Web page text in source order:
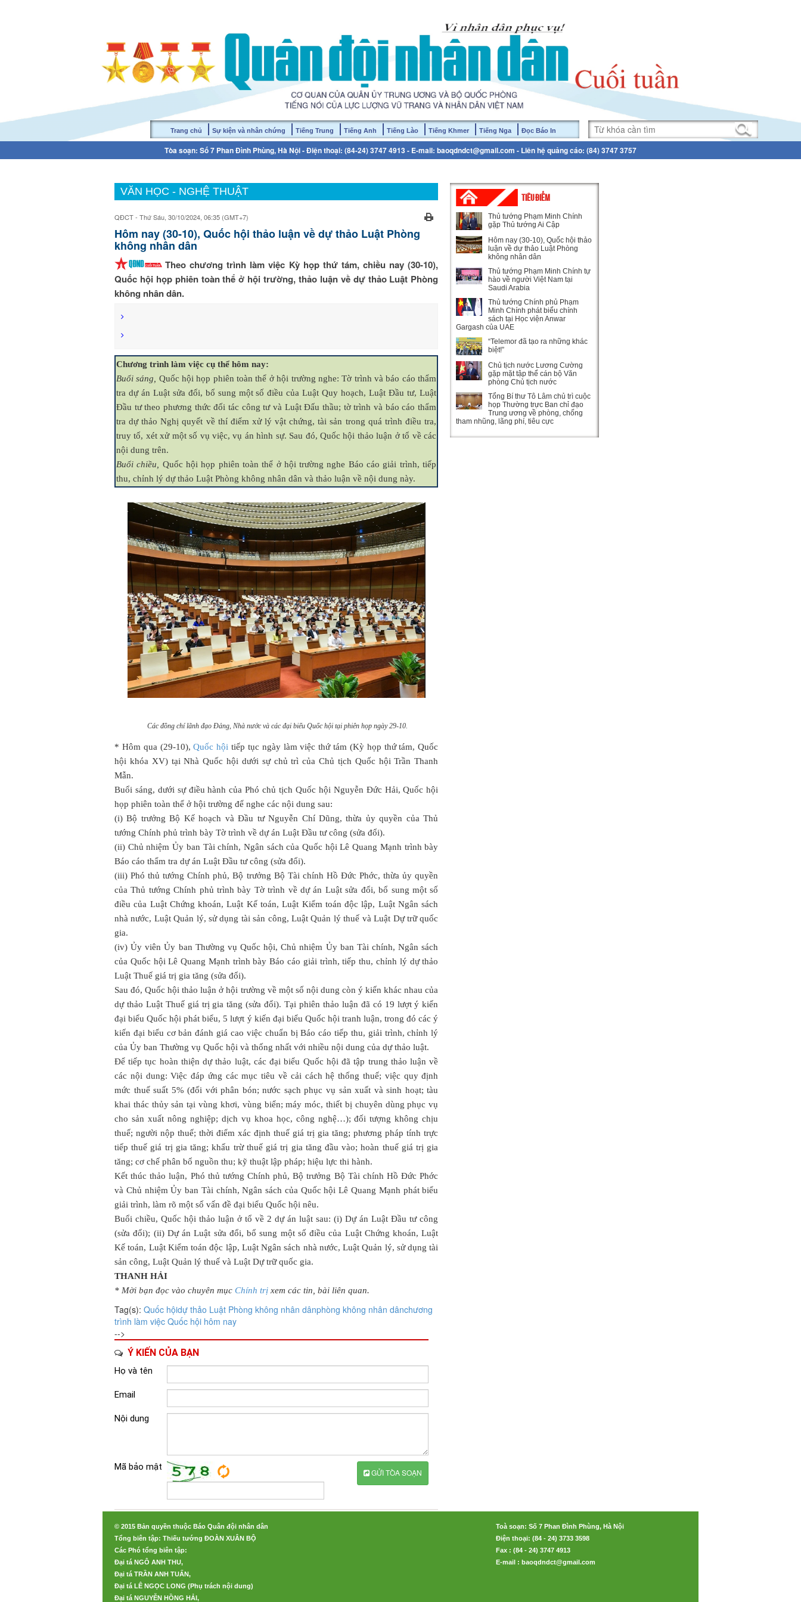
Trang chủ Sự kiện và nhân chứng Tiếng Trung Tiếng Anh Tiếng Lào Tiếng Khmer Tiếng Nga Đọc Báo In
Tòa soạn: Số 7 Phan Đình Phùng, Hà Nội - Điện thoại: (84-24) 3747 4913 - E-mail: baoqdndct@gmail.com - Liên hệ quảng cáo: (84) 3747 3757
VĂN HỌC - NGHỆ THUẬT
QĐCT - Thứ Sáu, 30/10/2024, 06:35 (GMT+7)
Hôm nay (30-10), Quốc hội thảo luận về dự thảo Luật Phòng
không nhân dân
Theo chương trình làm việc Kỳ họp thứ tám, chiều nay (30-10),
Quốc hội họp phiên toàn thể ở hội trường, thảo luận về dự thảo Luật Phòng
không nhân dân.
Chương trình làm việc cụ thể hôm nay:
Buổi sáng,
Quốc hội họp phiên toàn thể ở hội trường nghe: Tờ trình và báo cáo thẩm
tra dự án Luật sửa đổi, bổ sung một số điều của Luật Quy hoạch, Luật Đầu tư, Luật
Đầu tư theo phương thức đối tác công tư và Luật Đấu thầu; tờ trình và báo cáo thẩm
tra dự thảo Nghị quyết về thí điểm xử lý vật chứng, tài sản trong quá trình điều tra,
truy tố, xét xử một số vụ việc, vụ án hình sự. Sau đó, Quốc hội thảo luận ở tổ về các
nội dung trên.
Buổi chiều, Quốc hội họp phiên toàn thể ở hội trường nghe Báo cáo giải trình, tiếp
thu, chỉnh lý dự thảo Luật Phòng không nhân dân và thảo luận về nội dung này.
Các đồng chí lãnh đạo Đảng, Nhà nước và các đại biểu Quốc hội tại phiên họp ngày 29-10.
* Hôm qua (29-10),Quốc hội tiếp tục ngày làm việc thứ tám (Kỳ họp thứ tám, Quốc
hội khóa XV) tại Nhà Quốc hội dưới sự chủ trì của Chủ tịch Quốc hội Trần Thanh
Mẫn.
Buổi sáng, dưới sự điều hành của Phó chủ tịch Quốc hội Nguyễn Đức Hải, Quốc hội
họp phiên toàn thể ở hội trường để nghe các nội dung sau:
(i) Bộ trưởng Bộ Kế hoạch và Đầu tư Nguyễn Chí Dũng, thừa ủy quyền của Thủ
tướng Chính phủ trình bày Tờ trình về dự án Luật Đầu tư công (sửa đổi).
(ii) Chủ nhiệm Ủy ban Tài chính, Ngân sách của Quốc hội Lê Quang Mạnh trình bày
Báo cáo thẩm tra dự án Luật Đầu tư công (sửa đổi).
(iii) Phó thủ tướng Chính phủ, Bộ trưởng Bộ Tài chính Hồ Đức Phớc, thừa ủy quyền
của Thủ tướng Chính phủ trình bày Tờ trình về dự án Luật sửa đổi, bổ sung một số
điều của Luật Chứng khoán, Luật Kế toán, Luật Kiểm toán độc lập, Luật Ngân sách
nhà nước, Luật Quản lý, sử dụng tài sản công, Luật Quản lý thuế và Luật Dự trữ quốc
gia.
(iv) Ủy viên Ủy ban Thường vụ Quốc hội, Chủ nhiệm Ủy ban Tài chính, Ngân sách
của Quốc hội Lê Quang Mạnh trình bày Báo cáo giải trình, tiếp thu, chỉnh lý dự thảo
Luật Thuế giá trị gia tăng (sửa đổi).
Sau đó, Quốc hội thảo luận ở hội trường về một số nội dung còn ý kiến khác nhau của
dự thảo Luật Thuế giá trị gia tăng (sửa đổi). Tại phiên thảo luận đã có 19 lượt ý kiến
đại biểu Quốc hội phát biểu, 5 lượt ý kiến đại biểu Quốc hội tranh luận, trong đó các ý
kiến đại biểu cơ bản đánh giá cao việc chuẩn bị Báo cáo tiếp thu, giải trình, chỉnh lý
của Ủy ban Thường vụ Quốc hội và thống nhất với nhiều nội dung của dự thảo luật.
Để tiếp tục hoàn thiện dự thảo luật, các đại biểu Quốc hội đã tập trung thảo luận về
các nội dung: Việc đáp ứng các mục tiêu về cải cách hệ thống thuế; việc quy định
mức thuế suất 5% (đối với phân bón; nước sạch phục vụ sản xuất và sinh hoạt; tàu
khai thác thủy sản tại vùng khơi, vùng biển; máy móc, thiết bị chuyên dùng phục vụ
cho sản xuất nông nghiệp; dịch vụ khoa học, công nghệ…); đối tượng không chịu
thuế; người nộp thuế; thời điểm xác định thuế giá trị gia tăng; phương pháp tính trực
tiếp thuế giá trị gia tăng; khấu trừ thuế giá trị gia tăng đầu vào; hoàn thuế giá trị gia
tăng; cơ chế phân bổ nguồn thu; kỹ thuật lập pháp; hiệu lực thi hành.
Kết thúc thảo luận, Phó thủ tướng Chính phủ, Bộ trưởng Bộ Tài chính Hồ Đức Phớc
và Chủ nhiệm Ủy ban Tài chính, Ngân sách của Quốc hội Lê Quang Mạnh phát biểu
giải trình, làm rõ một số vấn đề đại biểu Quốc hội nêu.
Buổi chiều, Quốc hội thảo luận ở tổ về 2 dự án luật sau: (i) Dự án Luật Đầu tư công
(sửa đổi); (ii) Dự án Luật sửa đổi, bổ sung một số điều của Luật Chứng khoán, Luật
Kế toán, Luật Kiểm toán độc lập, Luật Ngân sách nhà nước, Luật Quản lý, sử dụng tài
sản công, Luật Quản lý thuế và Luật Dự trữ quốc gia.
THANH HẢI
* Mời bạn đọc vào chuyên mục Chính trị xem các tin, bài liên quan.
Tag(s): Quốc hộidự thảo Luật Phòng không nhân dânphòng không nhân dânchương
trình làm việc Quốc hội hôm nay
-->
Ý KIẾN CỦA BẠN
Họ và tên
Email
Nội dung
Mã bảo mật
GỬI TÒA SOẠN
TIÊU ĐIỂM
Thủ tướng Phạm Minh Chính
gặp Thủ tướng Ai Cập
Hôm nay (30-10), Quốc hội thảo
luận về dự thảo Luật Phòng
không nhân dân
Thủ tướng Phạm Minh Chính tự
hào về người Việt Nam tại
Saudi Arabia
Thủ tướng Chính phủ Phạm
Minh Chính phát biểu chính
sách tại Học viện Anwar
Gargash của UAE
“Telemor đã tạo ra những khác
biệt!”
Chủ tịch nước Lương Cường
gặp mặt tập thể cán bộ Văn
phòng Chủ tịch nước
Tổng Bí thư Tô Lâm chủ trì cuộc
họp Thường trực Ban chỉ đạo
Trung ương về phòng, chống
tham nhũng, lãng phí, tiêu cực
© 2015 Bản quyền thuộc Báo Quân đội nhân dân
Tổng biên tập: Thiếu tướng ĐOÀN XUÂN BỘ
Các Phó tổng biên tập:
Đại tá NGÔ ANH THU,
Đại tá TRẦN ANH TUẤN,
Đại tá LÊ NGỌC LONG (Phụ trách nội dung)
Đại tá NGUYỄN HỒNG HẢI,
Toà soạn: Số 7 Phan Đình Phùng, Hà Nội
Điện thoại: (84 - 24) 3733 3598
Fax : (84 - 24) 3747 4913
E-mail : baoqdndct@gmail.com